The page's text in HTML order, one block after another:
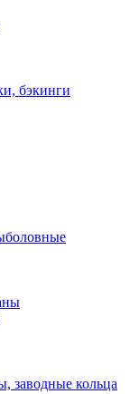
бэкинги
заводные кольца